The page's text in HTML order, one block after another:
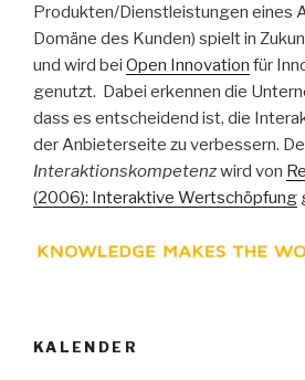
Produkten/Dienstleistungen eines
Domäne des Kunden) spielt in
und wird bei Open Innovation für
genutzt. Dabei erkennen die
dass es entscheidend ist, die
der Anbieterseite zu verbessern.
Interaktionskompetenzwird von
(2006): Interaktive Wertschöpfung
KALENDER